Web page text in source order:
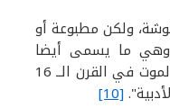
ولكن مطبوعة أو
وهي ما يسمى أيضا
في القرن الــ 16
[10]